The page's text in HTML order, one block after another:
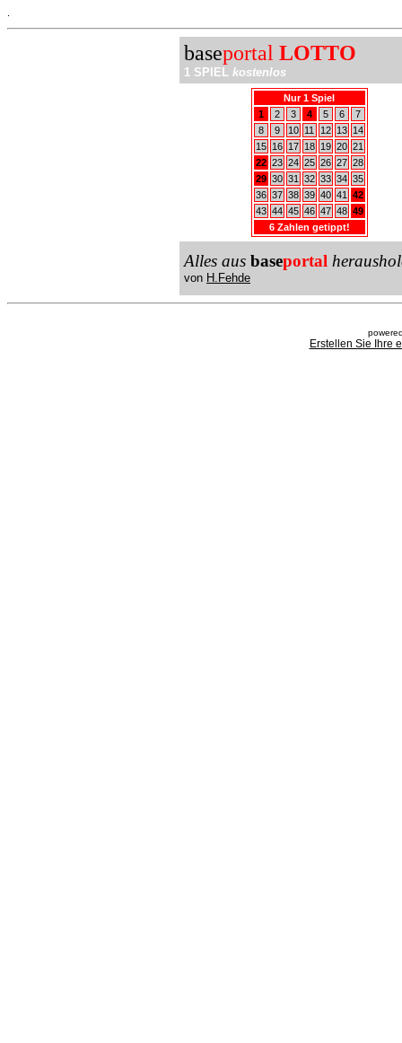
baseportal LOTTO
1 SPIEL kostenlos
Nur 1 Spiel
1
2 3 4 5 6
7
8
9 10 11 12 13
14
15
16 17 18 19 20 21
22 23 24 25 26 27 28
29 30 31 32 33 34 35
36 37 38 39 40 41
42
43 44 45 46 47 48 49
6 Zahlen getippt!
Alles aus baseportal
von H.Fehde
Erstellen Sie Ihre